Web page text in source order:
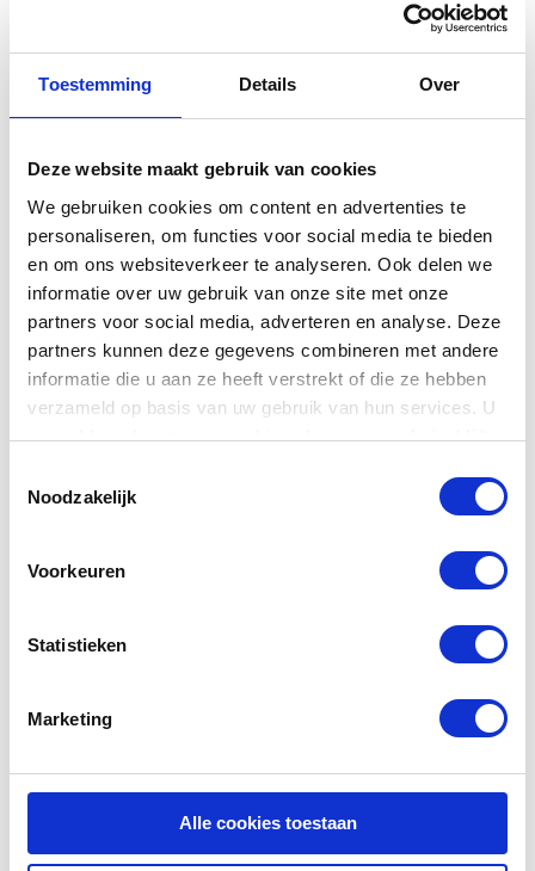
Toestemming Details Over
Deze website maakt gebruik van cookies
We gebruiken cookies om content en advertenties te
personaliseren, om functies voor social media te bieden
en om ons websiteverkeer te analyseren. Ook delen we
informatie over uw gebruik van onze site met onze
partners voor social media, adverteren en analyse. Deze
partners kunnen deze gegevens combineren met andere
informatie die u aan ze heeft verstrekt of die ze hebben
verzameld op basis van uw gebruik van hun services. U
gaat akkoord met onze cookies als u onze website blijft
Noodzakelijk
Voorkeuren
Statistieken
Marketing
Alle cookies toestaan
Het SH Silent systeem beschikt over MIDI-in/out en AUX-in/out
aansluitingen. Ook zijn er twee koptelefoon aansluitingen
Serienummer en Bouwjaar
Bent u benieuwd hoe oud de piano of vleugel is? Dan kunt u
aan de hand van het serienummer het bouwjaar achterhalen.
Kopiëer simpel weg het serienummer en vul het in, in onze
serienummer checker. Deze laat u direct zien in welk jaar de
piano is gebouwd.
Klik hier om naar de serienummer checker te gaan
Deze Yamaha YUS3SH silent piano
Gratis nieuwe pianobank (in hoogte verstelbaar)
Gratis afleverpakket t.w.v. € 300,-